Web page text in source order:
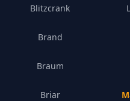
Blitzcrank
Brand
Braum
Briar